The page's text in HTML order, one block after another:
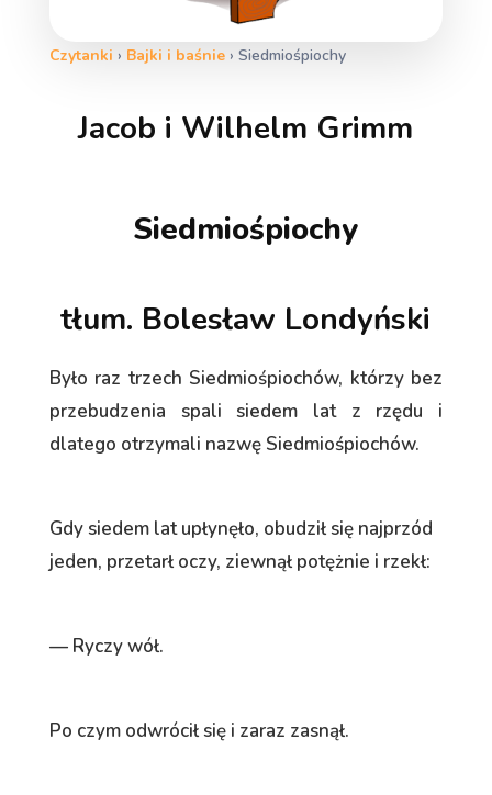
Czytanki › Bajki i baśnie› Siedmiośpiochy
Jacob i Wilhelm Grimm
Siedmiośpiochy
tłum. Bolesław Londyński
Było raz trzech Siedmiośpiochów, którzy bez
przebudzenia spali siedem lat z rzędu i
dlatego otrzymali nazwę Siedmiośpiochów.
Gdy siedem lat upłynęło, obudził się najprzód
jeden, przetarł oczy, ziewnął potężnie i rzekł:
— Ryczy wół.
Po czym odwrócił się i zaraz zasnął.